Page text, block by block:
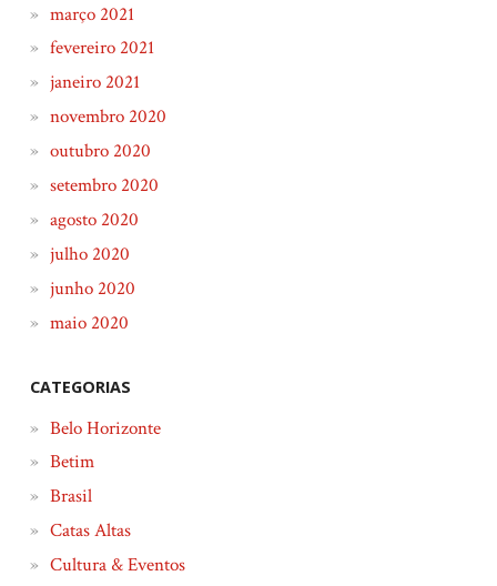
março 2021
fevereiro 2021
janeiro 2021
novembro 2020
outubro 2020
setembro 2020
agosto 2020
julho 2020
junho 2020
maio 2020
CATEGORIAS
Belo Horizonte
Betim
Brasil
Catas Altas
Cultura & Eventos